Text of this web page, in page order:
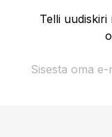
Telli uudiskiri